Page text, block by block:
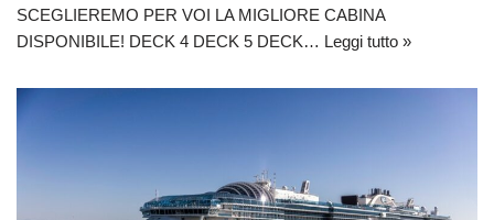
SCEGLIEREMO PER VOI LA MIGLIORE CABINA
DISPONIBILE! DECK 4 DECK 5 DECK… Leggi tutto »